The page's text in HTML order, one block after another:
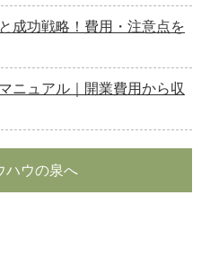
ウ
成功戦略！費用・注意点を
ニュアル｜開業費用から収
ハウの泉へ